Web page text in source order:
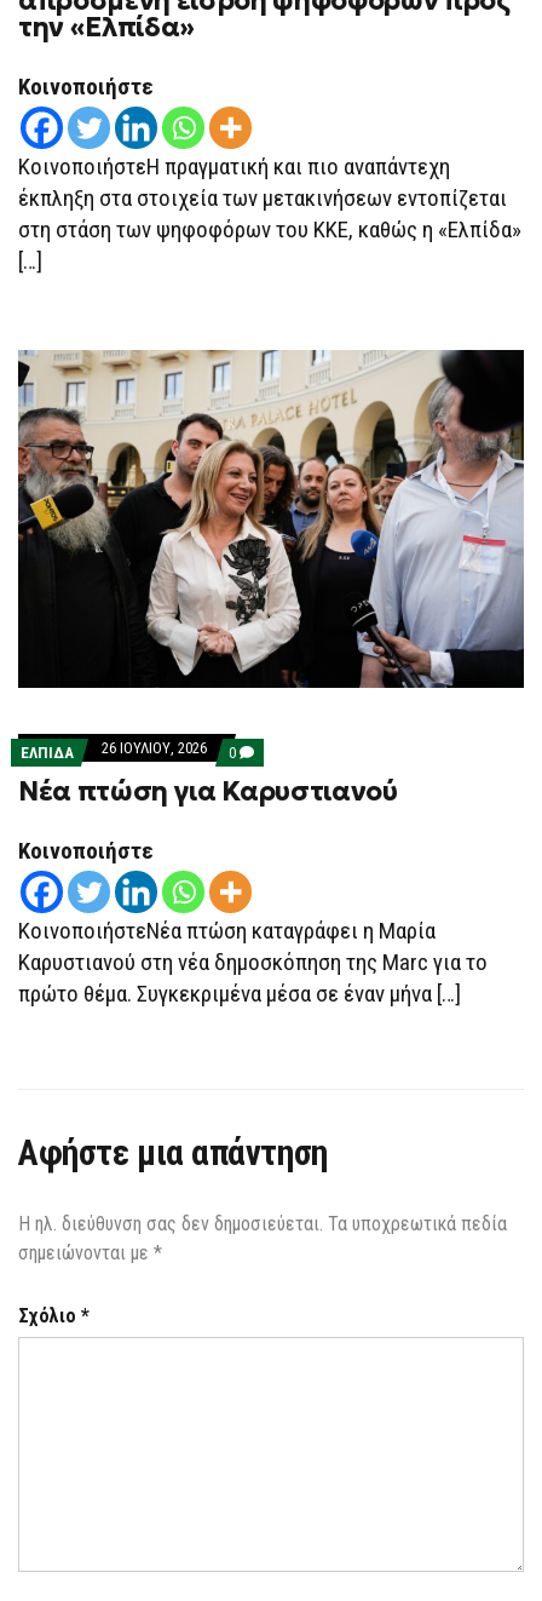
Η
ΨΗΦΟΦΌΡΩΝ
ΠΡΟΣ
ΤΗΝ
«ΕΛΠΊΔΑ»
την «Ελπίδα»
Κοινοποιήστε
ΚοινοποιήστεΗ πραγματική και πιο αναπάντεχη
έκπληξη στα στοιχεία των μετακινήσεων εντοπίζεται
στη στάση των ψηφοφόρων του ΚΚΕ, καθώς η «Ελπίδα»
[…]
ΕΛΠΙΔΑ 26 ΙΟΥΛΊΟΥ, 2026 0 COMMENTS
ON
ΝΈΑ
ΠΤΏΣΗ
Νέα πτώση για Καρυστιανού
Κοινοποιήστε
ΚοινοποιήστεΝέα πτώση καταγράφει η Μαρία
Καρυστιανού στη νέα δημοσκόπηση της Marc για το
πρώτο θέμα. Συγκεκριμένα μέσα σε έναν μήνα […]
Αφήστε μια απάντηση
Η ηλ. διεύθυνση σας δεν δημοσιεύεται. Τα υποχρεωτικά πεδία
σημειώνονται με *
Σχόλιο *